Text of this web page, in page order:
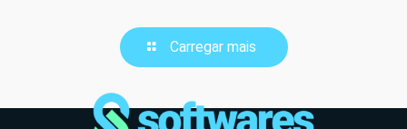
Carregar mais